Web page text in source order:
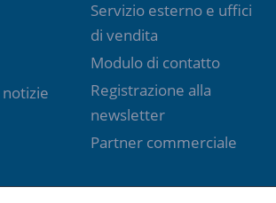
Servizio esterno e uffici
di vendita
Modulo di contatto
Registrazione alla
newsletter
Partner commerciale